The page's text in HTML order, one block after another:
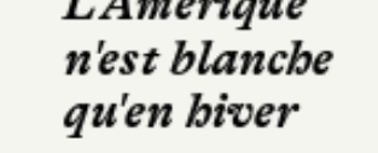
Manako
Calmann-Lévy